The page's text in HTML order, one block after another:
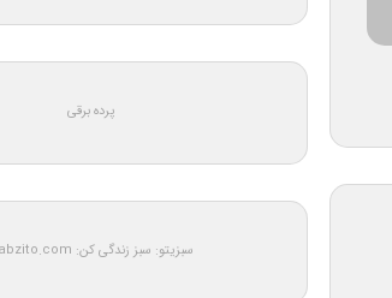
پرده برقی
سبزیتو: سبز زندگی کن: Sabzito.com